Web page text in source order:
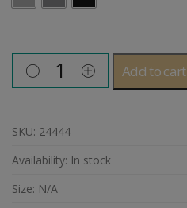
Add to cart
SKU: 24444
Availability: In stock
Size: N/A